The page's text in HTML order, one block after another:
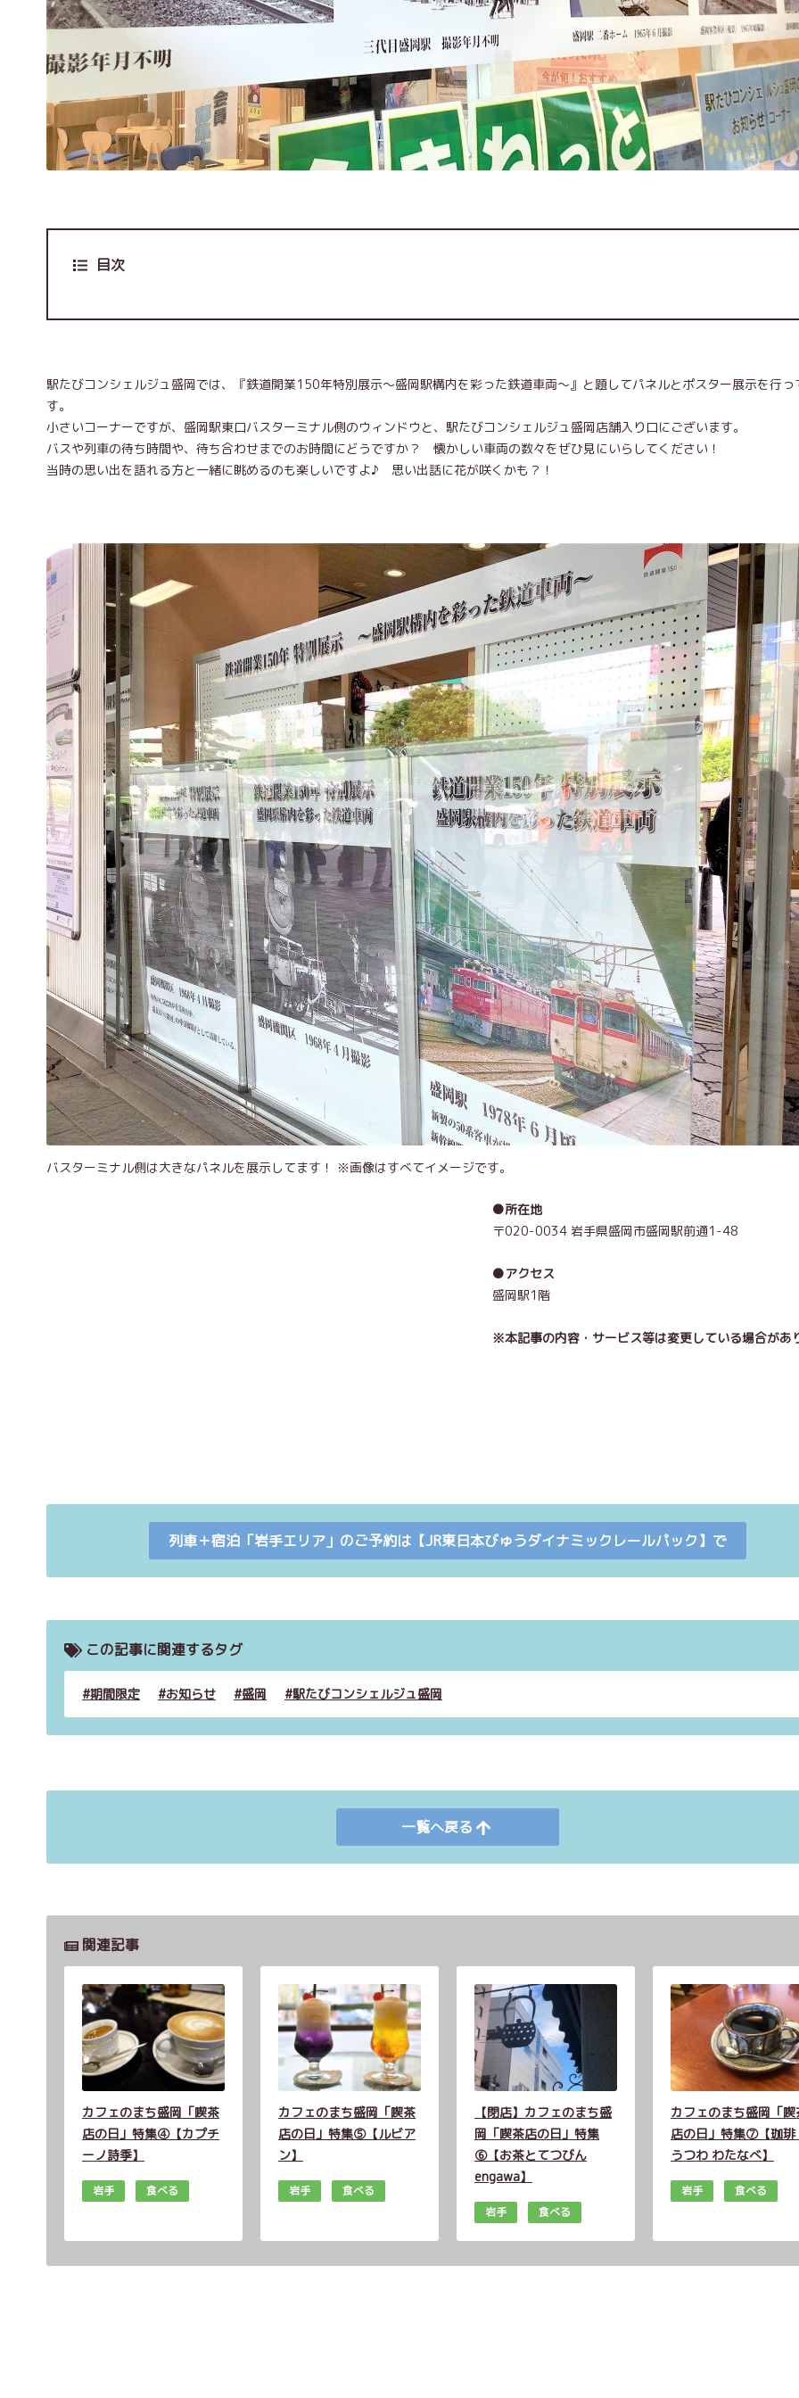
目次
駅たびコンシェルジュ盛岡では、『鉄道開業150年特別展示～盛岡駅構内を彩った鉄道車両～』と題してパネルとポスター展示を行っ
す。
小さいコーナーですが、盛岡駅東口バスターミナル側のウィンドウと、駅たびコンシェルジュ盛岡店舗入り口にございます。
バスや列車の待ち時間や、待ち合わせまでのお時間にどうですか？ 懐かしい車両の数々をぜひ見にいらしてください！
当時の思い出を語れる方と一緒に眺めるのも楽しいですよ♪ 思い出話に花が咲くかも？！
バスターミナル側は大きなパネルを展示してます！ ※画像はすべてイメージです。
●所在地
〒020-0034 岩手県盛岡市盛岡駅前通1-48
●アクセス
盛岡駅1階
※本記事の内容・サービス等は変更している場合があ
列車＋宿泊「岩手エリア」のご予約は【JR東日本びゅうダイナミックレールパック】で
この記事に関連するタグ
期間限定 お知らせ 盛岡 駅たびコンシェルジュ盛岡
一覧へ戻る
関連記事
カフェのまち盛岡「喫茶
店の日」特集④【カプチ
ーノ詩季】
岩手 食べる
カフェのまち盛岡「喫茶
店の日」特集⑤【ルビア
ン】
岩手 食べる
【閉店】カフェのまち盛
岡「喫茶店の日」特集
⑥【お茶とてつびん
engawa】
岩手 食べる
カフェのまち盛岡「喫
店の日」特集⑦【珈琲
うつわ わたなべ】
岩手 食べる